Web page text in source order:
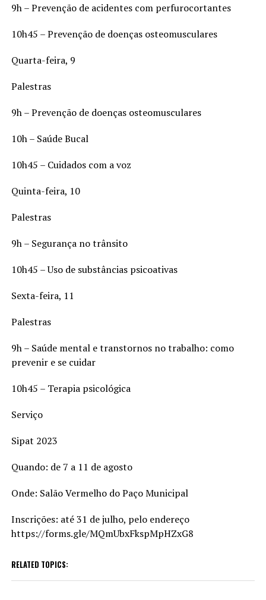
9h – Prevenção de acidentes com perfurocortantes
10h45 – Prevenção de doenças osteomusculares
Quarta-feira, 9
Palestras
9h – Prevenção de doenças osteomusculares
10h – Saúde Bucal
10h45 – Cuidados com a voz
Quinta-feira, 10
Palestras
9h – Segurança no trânsito
10h45 – Uso de substâncias psicoativas
Sexta-feira, 11
Palestras
9h – Saúde mental e transtornos no trabalho: como
prevenir e se cuidar
10h45 – Terapia psicológica
Serviço
Sipat 2023
Quando: de 7 a 11 de agosto
Onde: Salão Vermelho do Paço Municipal
Inscrições: até 31 de julho, pelo endereço
https://forms.gle/MQmUbxFkspMpHZxG8
RELATED TOPICS: